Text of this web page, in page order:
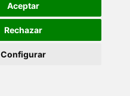
Aceptar
Rechazar
Configurar